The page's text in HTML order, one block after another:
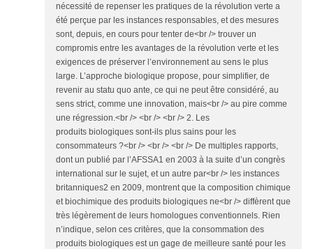
nécessité de repenser les pratiques de la révolution verte a
été perçue par les instances responsables, et des mesures
sont, depuis, en cours pour tenter de<br /> trouver un
compromis entre les avantages de la révolution verte et les
exigences de préserver l’environnement au sens le plus
large. L’approche biologique propose, pour simplifier, de
revenir au statu quo ante, ce qui ne peut être considéré, au
sens strict, comme une innovation, mais<br /> au pire comme
une régression.<br /> <br /> <br /> 2. Les
produits biologiques sont-ils plus sains pour les
consommateurs ?<br /> <br /> <br /> De multiples rapports,
dont un publié par l’AFSSA1 en 2003 à la suite d’un congrès
international sur le sujet, et un autre par<br /> les instances
britanniques2 en 2009, montrent que la composition chimique
et biochimique des produits biologiques ne<br /> diffèrent que
très légèrement de leurs homologues conventionnels. Rien
n’indique, selon ces critères, que la consommation des
produits biologiques est un gage de meilleure santé pour les